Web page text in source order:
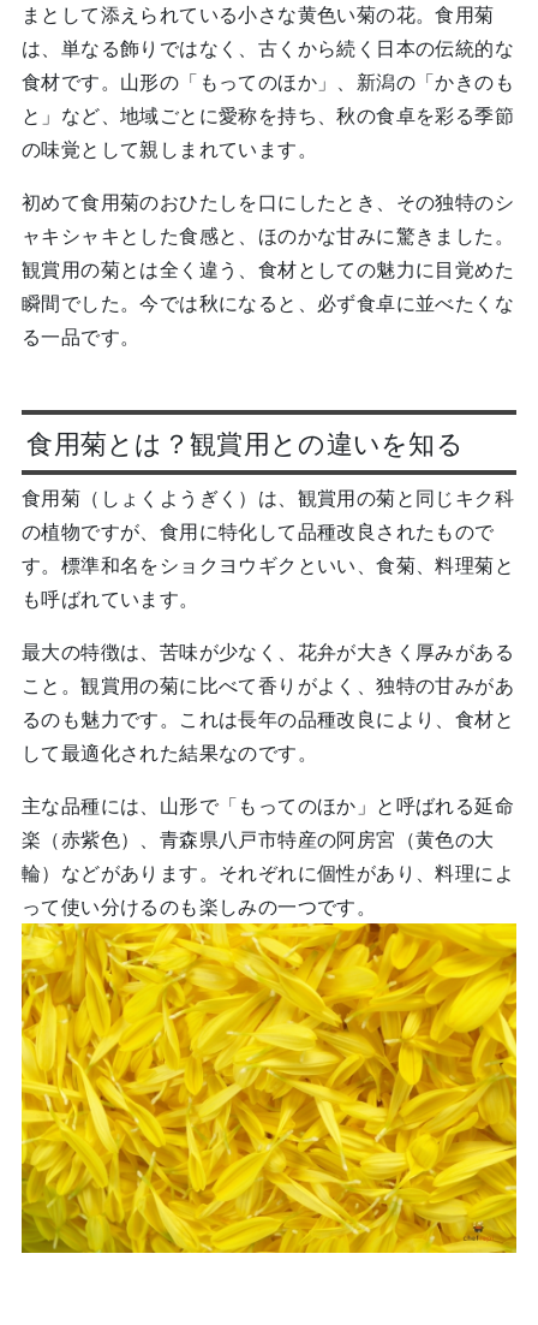
まとして添えられている小さな黄色い菊の花。食用菊
は、単なる飾りではなく、古くから続く日本の伝統的な
食材です。山形の「もってのほか」、新潟の「かきのも
と」など、地域ごとに愛称を持ち、秋の食卓を彩る季節
の味覚として親しまれています。
初めて食用菊のおひたしを口にしたとき、その独特のシ
ャキシャキとした食感と、ほのかな甘みに驚きました。
観賞用の菊とは全く違う、食材としての魅力に目覚めた
瞬間でした。今では秋になると、必ず食卓に並べたくな
る一品です。
食用菊とは？観賞用との違いを知る
食用菊（しょくようぎく）は、観賞用の菊と同じキク科
の植物ですが、食用に特化して品種改良されたもので
す。標準和名をショクヨウギクといい、食菊、料理菊と
も呼ばれています。
最大の特徴は、苦味が少なく、花弁が大きく厚みがある
こと。観賞用の菊に比べて香りがよく、独特の甘みがあ
るのも魅力です。これは長年の品種改良により、食材と
して最適化された結果なのです。
主な品種には、山形で「もってのほか」と呼ばれる延命
楽（赤紫色）、青森県八戸市特産の阿房宮（黄色の大
輪）などがあります。それぞれに個性があり、料理によ
って使い分けるのも楽しみの一つです。